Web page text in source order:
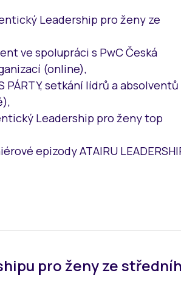
Leadership pro ženy ze
ve spolupráci s PwC Česká
(online),
PÁRTY, setkání lídrů a absolventů
Leadership pro ženy top
epizody ATAIRU
pro ženy ze